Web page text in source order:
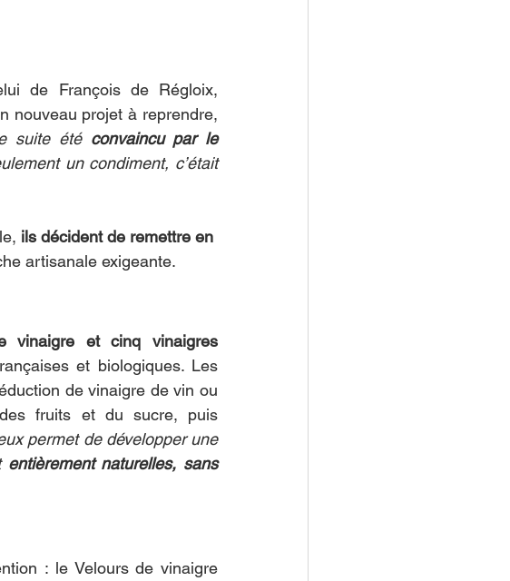
de François de Régloix,
nouveau projet à reprendre,
suite été convaincu par le
un condiment, c’était
ils décident de remettre en
artisanale exigeante.
vinaigre et cinq vinaigres
et biologiques. Les
de vinaigre de vin ou
fruits et du sucre, puis
permet de développer une
entièrement naturelles, sans
: le Velours de vinaigre